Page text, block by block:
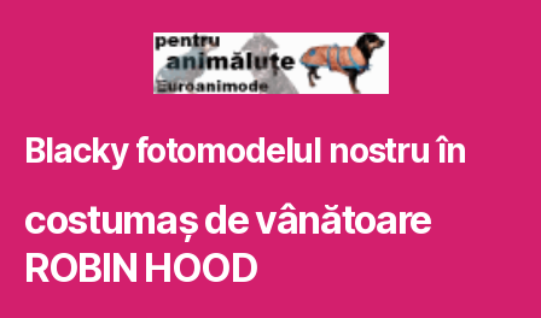
Blacky fotomodelul nostru în
costumaş de vânătoare
ROBIN HOOD